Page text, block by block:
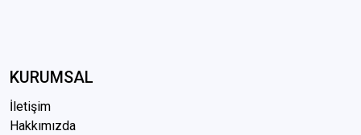
KURUMSAL
İletişim
Hakkımızda